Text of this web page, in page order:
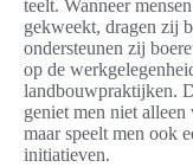
teelt. Wanneer
gekweekt, dragen zij
ondersteunen zij
op de
landbouwpraktijken.
geniet men niet
maar speelt men ook
initiatieven.